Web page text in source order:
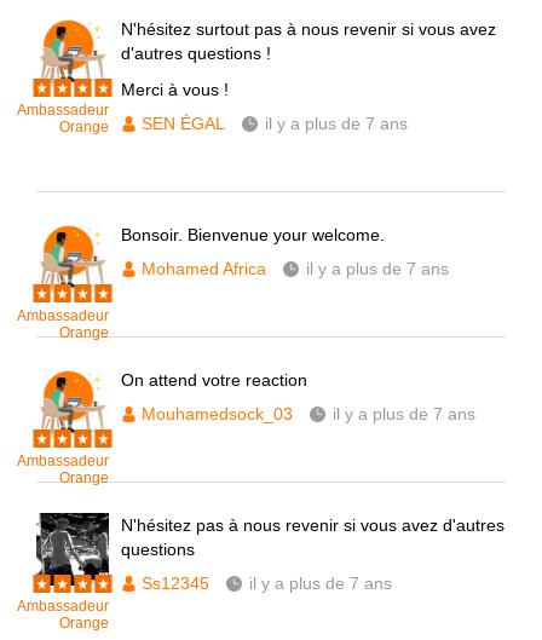
Ambassadeur
Orange
N'hésitez surtout pas à nous revenir si vous avez
d'autres questions !
Merci à vous !
SEN ÉGAL
il y a plus de 7 ans
Ambassadeur
Orange
Bonsoir. Bienvenue your welcome.
Mohamed Africa
il y a plus de 7 ans
Ambassadeur
Orange
On attend votre reaction
Mouhamedsock_03
il y a plus de 7 ans
Ambassadeur
Orange
N'hésitez pas à nous revenir si vous avez d'autres
questions
Ss12345
il y a plus de 7 ans